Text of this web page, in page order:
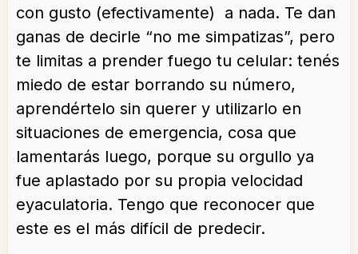
con gusto (efectivamente) a nada. Te dan
ganas de decirle “no me simpatizas”, pero
te limitas a prender fuego tu celular: tenés
miedo de estar borrando su número,
aprendértelo sin querer y utilizarlo en
situaciones de emergencia, cosa que
lamentarás luego, porque su orgullo ya
fue aplastado por su propia velocidad
eyaculatoria. Tengo que reconocer que
este es el más difícil de predecir.